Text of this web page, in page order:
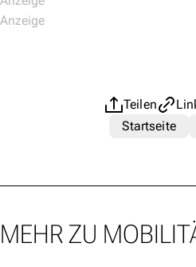
Teilen
Startseite
MEHR ZU